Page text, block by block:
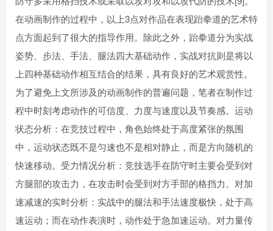
在动画制作的过程中，以上3点对作品在表现跆拳道的艺术特
点方面起到了很大的指导作用。除此之外，跆拳道分为实战
姿势、步法、手法、腿法四大基础动作，实战对抗则是将以
上四种基础动作相互结合的结果，具有良好的艺术观赏性。
为了避免上文所涉及的动画制作的普遍问题，笔者在制作过
程中时刻考虑动作的可信度、力度与速度以及节奏感。运动
状态分析：在竞技过程中，角色始终处于高度紧张的氛围
中，运动状态既不是匀速也不是相对静止，而是方向随机的
快速移动。受力情况分析：竞技选手在防守时主要会受到对
方腿部的攻击力，在攻击时会受到对方手部的格挡力。对加
速减速的实时分析：实战中的腿法和手法速度极快，处于高
速运动；而在动作表演时，动作处于急加速运动。对力量传